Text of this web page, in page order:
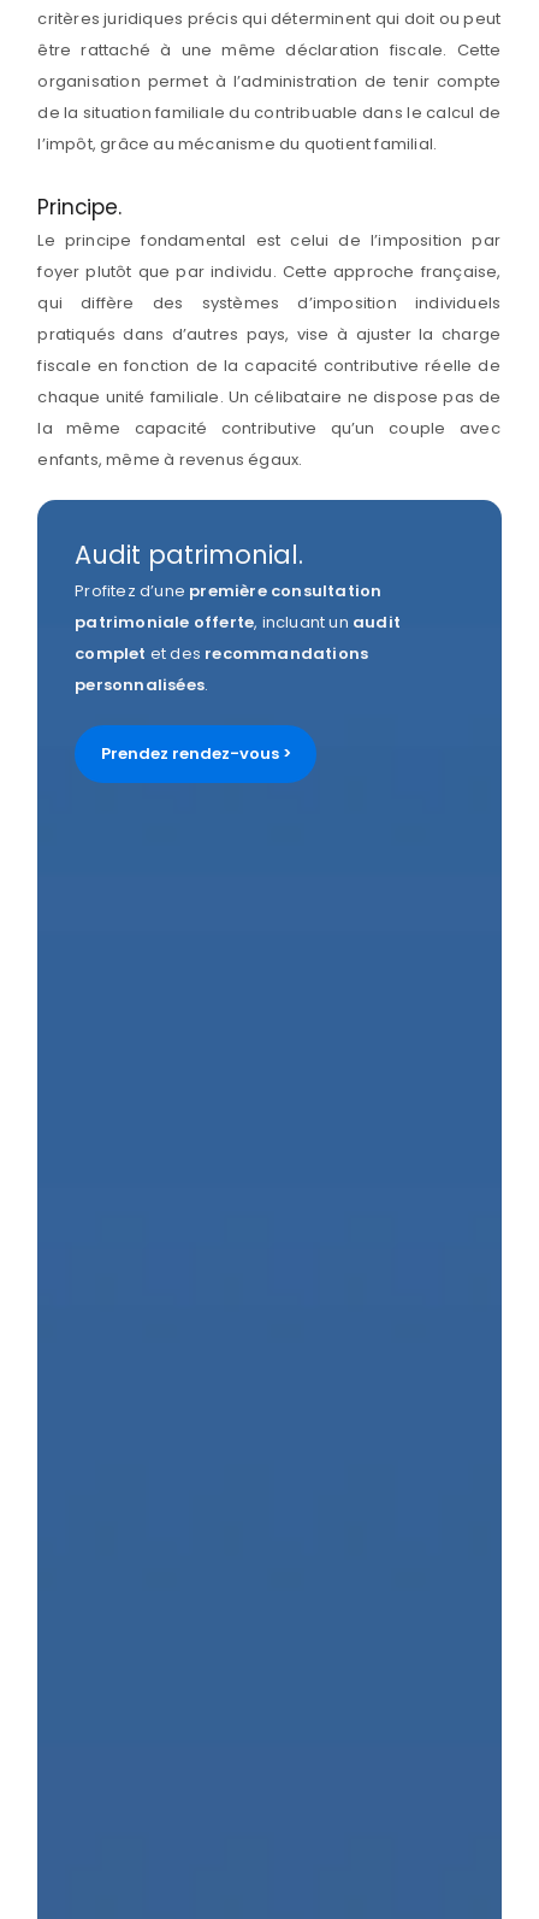
critères juridiques précis qui déterminent qui doit ou peut
être rattaché à une même déclaration fiscale. Cette
organisation permet à l’administration de tenir compte
de la situation familiale du contribuable dans le calcul de
l’impôt, grâce au mécanisme du quotient familial.
Principe.
Le principe fondamental est celui de l’imposition par
foyer plutôt que par individu. Cette approche française,
qui diffère des systèmes d’imposition individuels
pratiqués dans d’autres pays, vise à ajuster la charge
fiscale en fonction de la capacité contributive réelle de
chaque unité familiale. Un célibataire ne dispose pas de
la même capacité contributive qu’un couple avec
enfants, même à revenus égaux.
Audit patrimonial.
Profitez d’une première consultation
patrimoniale offerte, incluant un audit
complet et des recommandations
personnalisées.
Prendez rendez-vous >